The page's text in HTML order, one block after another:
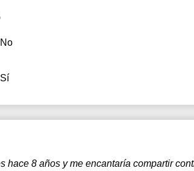
No
Sí
hace 8 años y me encantaría compartir